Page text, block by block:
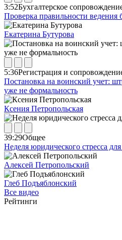
3:52Бухгалтерское
Проверка правильности ведения
Екатерина Бутурова
5:36Регистрация и
Постановка на воинский учет:
уже не формальность
Ксения Петропольская
39:29Общее
Неделя юридического стресса для
Алексей Петропольский
Глеб Подъяблонский
Все видео
Рейтинги